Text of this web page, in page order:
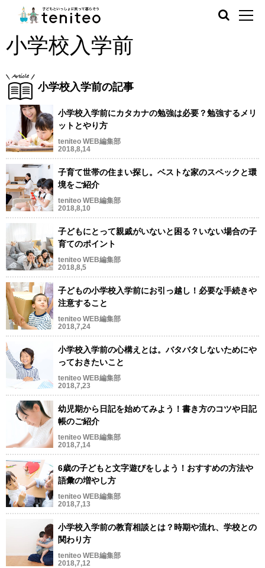
小学校入学前
小学校入学前の記事
小学校入学前にカタカナの勉強は必要？勉強するメリ
ットとやり方
teniteo WEB編集部
2018,8,14
子育て世帯の住まい探し。ベストな家のスペックと環
境をご紹介
teniteo WEB編集部
2018,8,10
子どもにとって親戚がいないと困る？いない場合の子
育てのポイント
teniteo WEB編集部
2018,8,5
子どもの小学校入学前にお引っ越し！必要な手続きや
注意すること
teniteo WEB編集部
2018,7,24
小学校入学前の心構えとは。バタバタしないためにや
っておきたいこと
teniteo WEB編集部
2018,7,23
幼児期から日記を始めてみよう！書き方のコツや日記
帳のご紹介
teniteo WEB編集部
2018,7,14
6歳の子どもと文字遊びをしよう！おすすめの方法や
語彙の増やし方
teniteo WEB編集部
2018,7,13
小学校入学前の教育相談とは？時期や流れ、学校との
関わり方
teniteo WEB編集部
2018,7,12